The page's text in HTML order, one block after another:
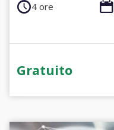
4 ore
Gratuito